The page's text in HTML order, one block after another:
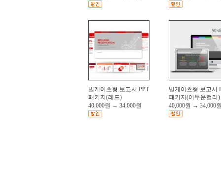
빌게이츠형 보고서 PPT
패키지(레드)
40,000원 → 34,000원
빌게이츠형 보고서
패키지(어두운컬러)
40,000원 → 34,000